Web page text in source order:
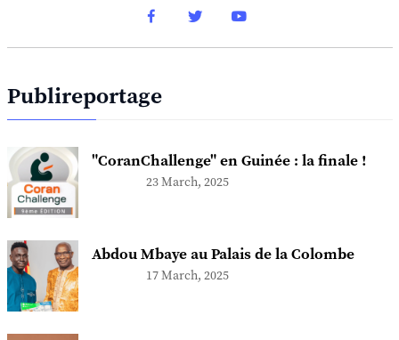
Publireportage
"CoranChallenge" en Guinée : la finale !
23 March, 2025
Abdou Mbaye au Palais de la Colombe
17 March, 2025